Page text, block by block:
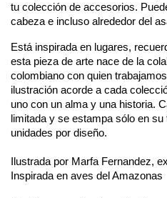
tu colección de accesorios.
cabeza e incluso alrededor del
Está inspirada en lugares,
esta pieza de arte nace de la
colombiano con quien
ilustración acorde a cada
uno con un alma y una historia.
limitada y se estampa sólo en
unidades por diseño.​
Ilustrada por Marfa Fernandez,
Inspirada en aves del Amazonas